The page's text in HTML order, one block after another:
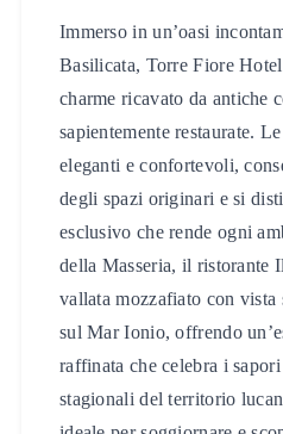
Immerso in un’oasi
Basilicata, Torre Fiore
charme ricavato da antiche
sapientemente restaurate.
eleganti e confortevoli,
degli spazi originari e si
esclusivo che rende ogni
della Masseria, il ristorante
vallata mozzafiato con
sul Mar Ionio, offrendo
raffinata che celebra i
stagionali del territorio